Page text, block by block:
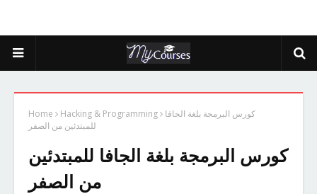
Home Hacking & Programming
كورس البرمجة بلغة الجافا
للمبتدئين من الصفر
كورس البرمجة بلغة الجافا للمبتدئين
من الصفر